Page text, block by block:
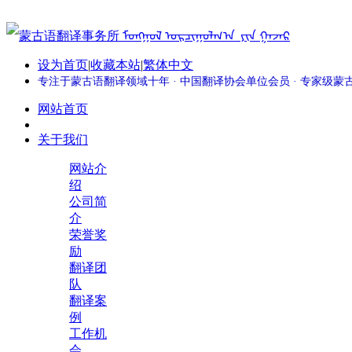
设为首页|收藏本站|繁体中文
专注于蒙古语翻译领域十年 · 中国翻译协会单位会员 · 专家级蒙
网站首页
关于我们
网站介
绍
公司简
介
荣誉奖
励
翻译团
队
翻译案
例
工作机